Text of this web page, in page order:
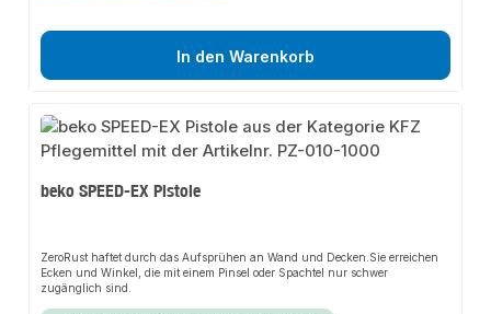
In den Warenkorb
beko SPEED-EX Pistole
ZeroRust haftet durch das Aufsprühen an Wand und Decken.Sie erreichen
Ecken und Winkel, die mit einem Pinsel oder Spachtel nur schwer
zugänglich sind.